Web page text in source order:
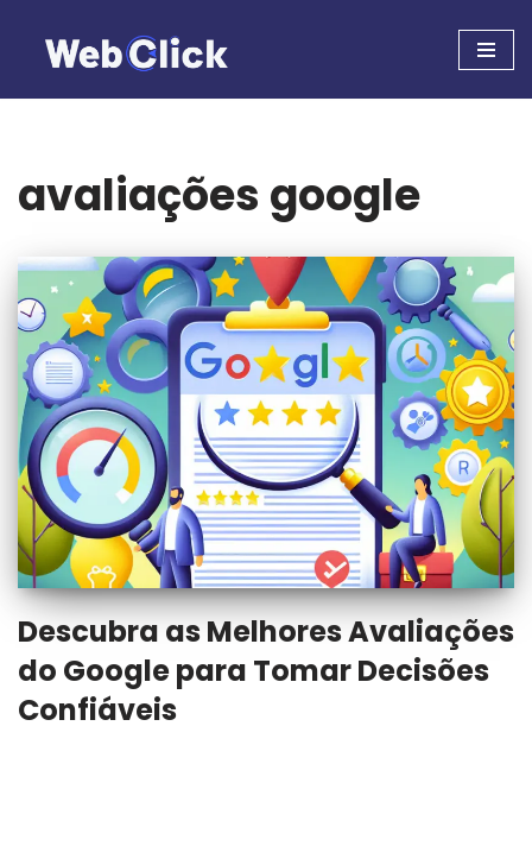
Pular
avaliações google
Descubra as Melhores Avaliações
do Google para Tomar Decisões
Confiáveis